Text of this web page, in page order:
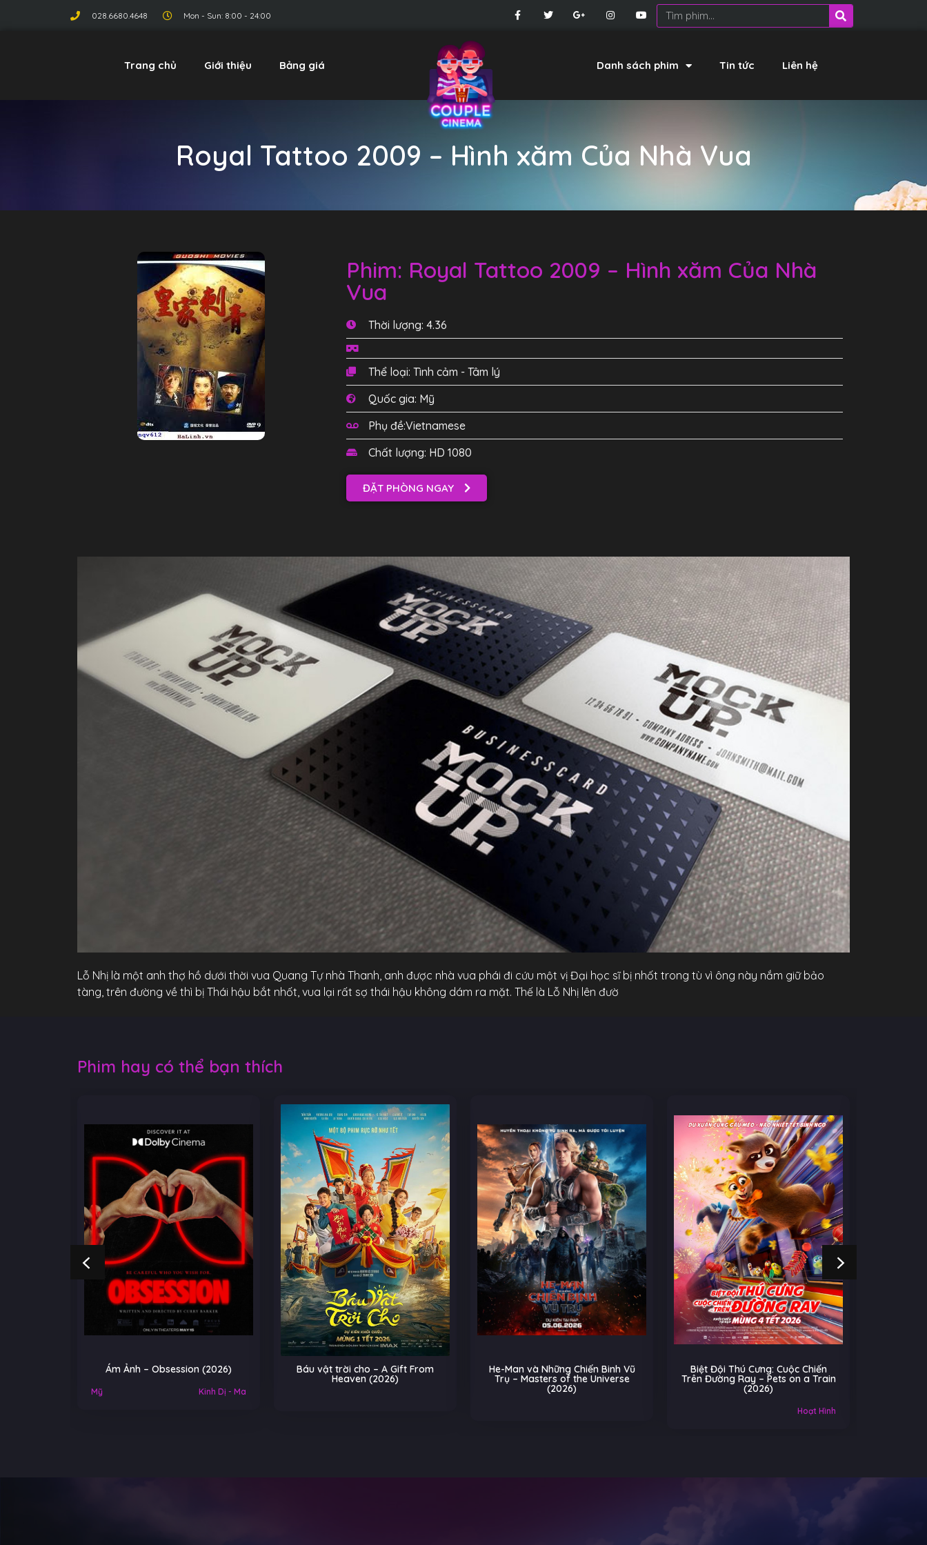
028.6680.4648 Mon - Sun: 8:00 - 24:00
Trang chủ Giới thiệu Bảng giá Danh sách phim Tin tức Liên hệ
Royal Tattoo 2009 – Hình xăm Của Nhà Vua
Phim: Royal Tattoo 2009 – Hình xăm Của Nhà
Vua
Thời lượng: 4.36
Thể loại: Tình cảm - Tâm lý
Quốc gia: Mỹ
Phụ đề:Vietnamese
Chất lượng: HD 1080
ĐẶT PHÒNG NGAY
Lỗ Nhị là một anh thợ hồ dưới thời vua Quang Tự nhà Thanh, anh được nhà vua phái đi cứu một vị Đại học sĩ bị nhốt trong tù vì ông này nắm giữ bảo
tàng, trên đường về thì bị Thái hậu bắt nhốt, vua lại rất sợ thái hậu không dám ra mặt. Thế là Lỗ Nhị lên đườ
Phim hay có thể bạn thích
– Obsession (2026)
Kinh Dị - Ma
Báu vật trời cho – A Gift From
Heaven (2026)
He-Man và Những Chiến Binh Vũ
Trụ – Masters of the Universe
Biệt Đội Thú Cưng: Cuộc Chiến
Trên Đường Ray – Pets on a Train
Cú Nhảy Kỳ Diệu – Hoppers
(2026)